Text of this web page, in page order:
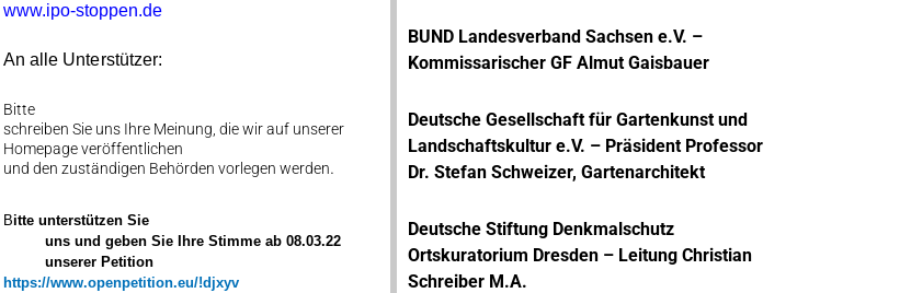
www.ipo-stoppen.de
An alle Unterstützer:
Bitte
schreiben Sie uns Ihre Meinung, die wir auf unserer
Homepage veröffentlichen
und den zuständigen Behörden vorlegen werden.
Bitte unterstützen Sie
uns und geben Sie Ihre Stimme ab 08.03.22
unserer Petition
https://www.openpetition.eu/!djxyv
BUND Landesverband Sachsen e.V. –
Kommissarischer GFAlmut Gaisbauer
Deutsche Gesellschaft für Gartenkunst und
Landschaftskultur e.V. – Präsident Professor
Dr. Stefan Schweizer, Gartenarchitekt
Deutsche Stiftung Denkmalschutz
Ortskuratorium Dresden – Leitung Christian
Schreiber M.A.